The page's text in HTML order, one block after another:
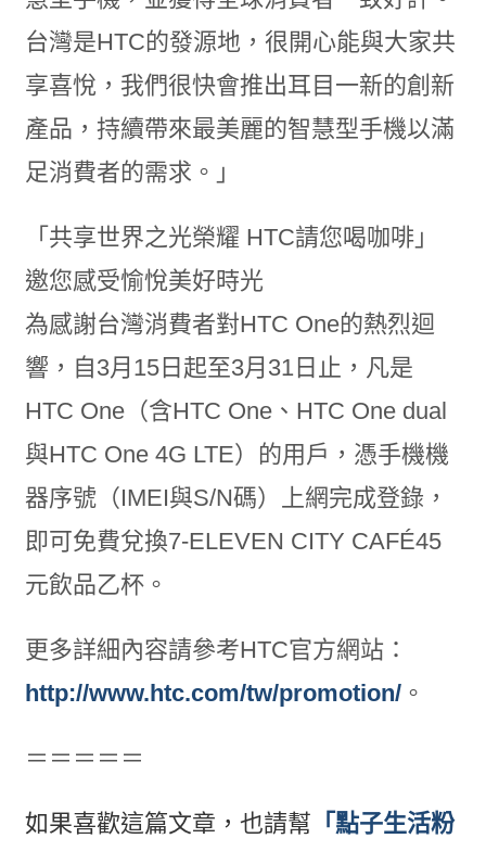
台灣是HTC的發源地，很開心能與大家共
享喜悅，我們很快會推出耳目一新的創新
產品，持續帶來最美麗的智慧型手機以滿
足消費者的需求。」
「共享世界之光榮耀 HTC請您喝咖啡」
邀您感受愉悅美好時光
為感謝台灣消費者對HTC One的熱烈迴
響，自3月15日起至3月31日止，凡是
HTC One（含HTC One、HTC One dual
與HTC One 4G LTE）的用戶，憑手機機
器序號（IMEI與S/N碼）上網完成登錄，
即可免費兌換7-ELEVEN CITY CAFÉ45
元飲品乙杯。
更多詳細內容請參考HTC官方網站：
http://www.htc.com/tw/promotion/。
＝＝＝＝＝
如果喜歡這篇文章，也請幫 「點子生活粉